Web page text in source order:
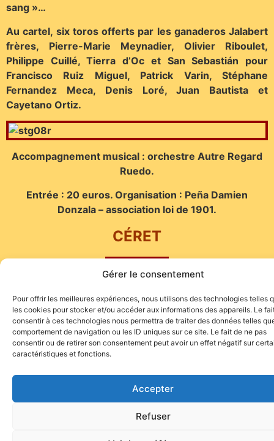
Gérer le consentement
Pour offrir les meilleures expériences, nous utilisons des technologies telles
les cookies pour stocker et/ou accéder aux informations des appareils. Le
consentir à ces technologies nous permettra de traiter des données telles
comportement de navigation ou les ID uniques sur ce site. Le fait de ne pas
consentir ou de retirer son consentement peut avoir un effet négatif sur
caractéristiques et fonctions.
Accepter
Refuser
sang »…
Au cartel, six toros offerts par les ganaderos Jalabert
frères, Pierre-Marie Meynadier, Olivier Riboulet,
Philippe Cuillé, Tierra d’Oc et San Sebastián pour
Francisco Ruiz Miguel, Patrick Varin, Stéphane
Fernandez Meca, Denis Loré, Juan Bautista et
Cayetano Ortiz.
Accompagnement musical : orchestre Autre Regard
Ruedo.
Entrée : 20 euros. Organisation : Peña Damien
Donzala – association loi de 1901.
CÉRET